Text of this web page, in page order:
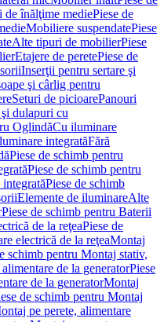
de înălţime mediePiese de
Mobiliere suspendatePiese
Alte tipuri de mobilierPiese
Etajere de peretePiese de
Inserţii pentru sertare şi
şi cârlig pentru
Seturi de picioarePanouri
dulapuri cu
OglindăCu iluminare
integratăFără
Piese de schimb pentru
Piese de schimb pentru
Piese de schimb
Elemente de iluminareAlte
Piese de schimb pentru Baterii
de la reţeaPiese de
electrică de la reţeaMontaj
schimb pentru Montaj stativ,
de la generatorPiese
de la generatorMontaj
de schimb pentru Montaj
pe perete, alimentare